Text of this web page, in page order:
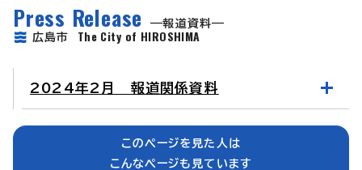
Press Release
報道資料
広島市 The City of HIROSHIMA
2024年2月 報道関係資料
このページを見た人は
こんなページも見ています